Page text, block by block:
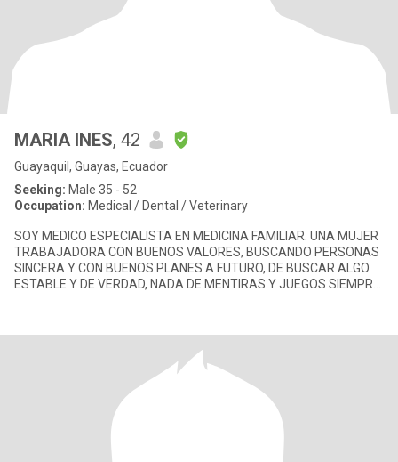
MARIA INES, 42
Guayaquil, Guayas, Ecuador
Seeking: Male 35 - 52
Occupation: Medical / Dental / Veterinary
SOY MEDICO ESPECIALISTA EN MEDICINA FAMILIAR. UNA MUJER
TRABAJADORA CON BUENOS VALORES, BUSCANDO PERSONAS
SINCERA Y CON BUENOS PLANES A FUTURO, DE BUSCAR ALGO
ESTABLE Y DE VERDAD, NADA DE MENTIRAS Y JUEGOS SIEMPRE